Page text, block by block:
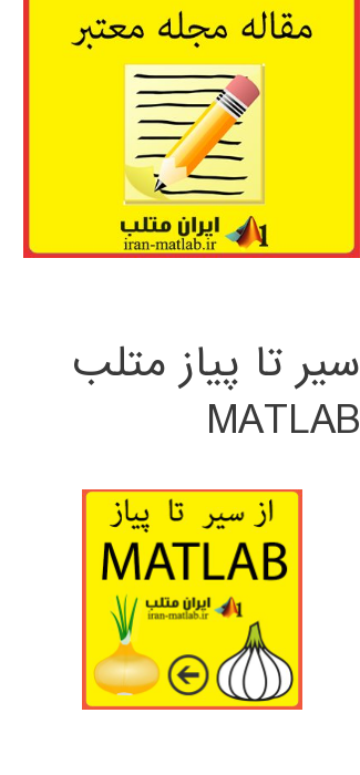
سیر تا پیاز متلب
MATLAB